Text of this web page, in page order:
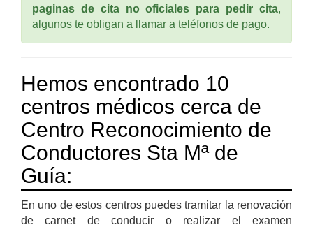
paginas de cita no oficiales para pedir cita,
algunos te obligan a llamar a teléfonos de pago.
Hemos encontrado 10
centros médicos cerca de
Centro Reconocimiento de
Conductores Sta Mª de
Guía:
En uno de estos centros puedes tramitar la renovación
de carnet de conducir o realizar el examen